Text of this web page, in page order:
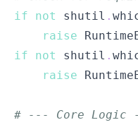
if
not shutil .
raise
if
not shutil .
raise
# --- Core Logic